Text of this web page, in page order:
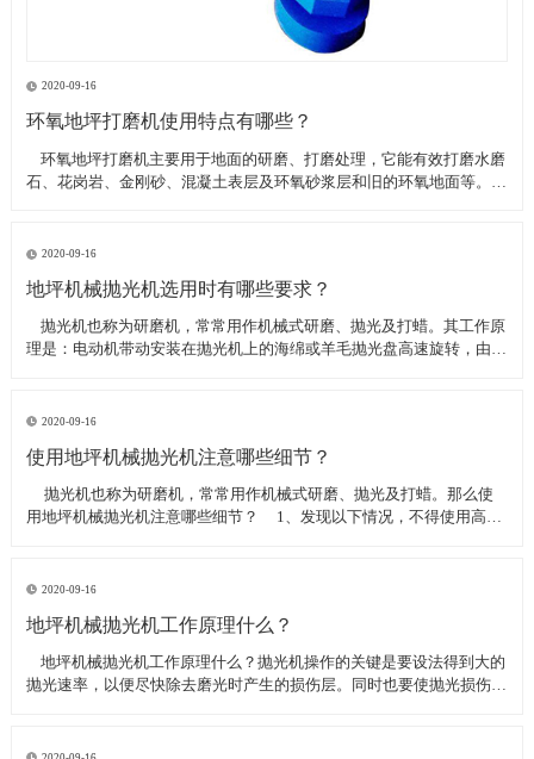
2020-09-16
环氧地坪打磨机使用特点有哪些？
​ 环氧地坪打磨机主要用于地面的研磨、打磨处理，它能有效打磨水磨
石、花岗岩、金刚砂、混凝土表层及环氧砂浆层和旧的环氧地面等。具
地坪工程处理的必备设
2020-09-16
地坪机械抛光机选用时有哪些要求？
​ 抛光机也称为研磨机，常常用作机械式研磨、抛光及打蜡。其工作原
理是：电动机带动安装在抛光机上的海绵或羊毛抛光盘高速旋转，由于
求？
2020-09-16
使用地坪机械抛光机注意哪些细节？
​ 抛光机也称为研磨机，常常用作机械式研磨、抛光及打蜡。那么使
用地坪机械抛光机注意哪些细节？ 1、发现以下情况，不得使用高速
2020-09-16
地坪机械抛光机工作原理什么？
​ 地坪机械抛光机工作原理什么？抛光机操作的关键是要设法得到大的
抛光速率，以便尽快除去磨光时产生的损伤层。同时也要使抛光损伤层
较深；后者要求使用最细的